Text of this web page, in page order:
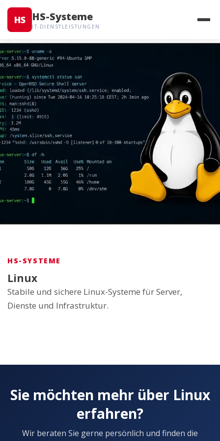
HS HS-Systeme
IT-DIENSTLEISTUNGEN
HS-SYSTEME
Linux
Stabile und sichere Linux-Systeme für Server,
Dienste und Infrastruktur.
Sie möchten mehr über Linux
erfahren?
Wir beraten Sie gerne persönlich und finden die